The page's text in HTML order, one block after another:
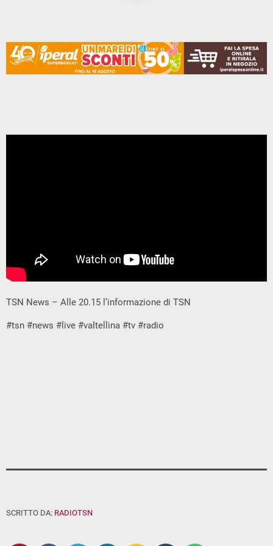
TSN News – Alle 20.15 l’informazione di TSN
#tsn #news #live #valtellina #tv #radio
SCRITTO DA: RADIOTSN